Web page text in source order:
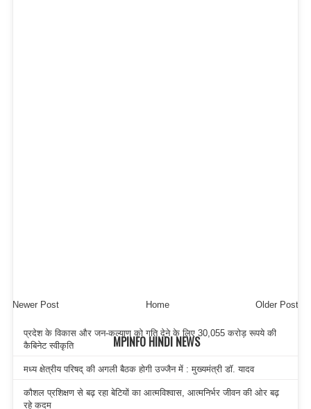
Newer Post Older Post
Home
MPINFO HINDI NEWS
प्रदेश के विकास और जन-कल्याण को गति देने के लिए 30,055 करोड़ रूपये की
कैबिनेट स्वीकृति
मध्य क्षेत्रीय परिषद् की अगली बैठक होगी उज्जैन में : मुख्यमंत्री डॉ. यादव
कौशल प्रशिक्षण से बढ़ रहा बेटियों का आत्मविश्वास, आत्मनिर्भर जीवन की ओर बढ़
रहे कदम